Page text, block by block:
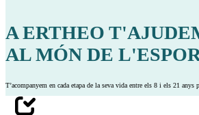
A ERTHEO
AL MÓN DE
T’acompanyem en cada etapa de la seva vida entre els 8 i els 21